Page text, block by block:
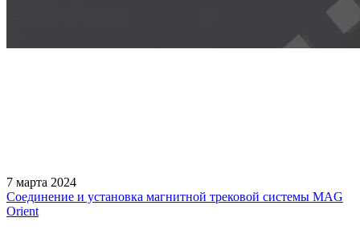
7 марта 2024
Соединение и установка магнитной трековой системы MAG
Orient